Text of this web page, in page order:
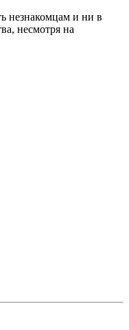
незнакомцам и ни в
несмотря на